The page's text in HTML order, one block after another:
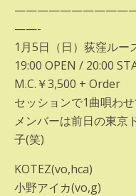
——-
1月5日（日）荻窪ルー
19:00 OPEN / 20:00
M.C.￥3,500 + Order
セッションで1曲唄わせ
メンバーは前日の東京
子(笑)
KOTEZ(vo,hca)
小野アイカ(vo,g)